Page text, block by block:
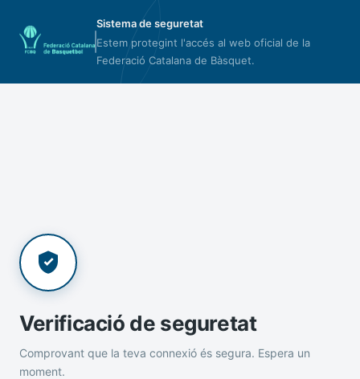
Sistema de seguretat
Estem protegint l'accés al web oficial de la
Federació Catalana de Bàsquet.
Verificació de seguretat
Comprovant que la teva connexió és segura. Espera un
moment.